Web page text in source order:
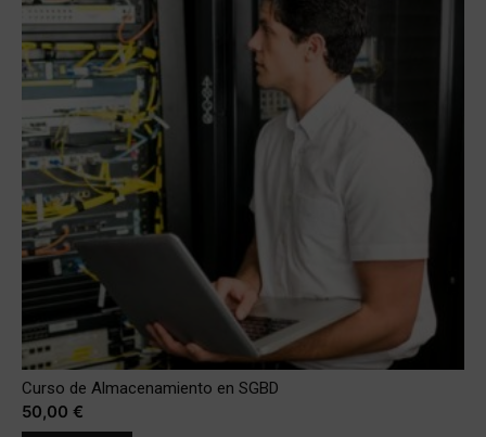
Curso de Almacenamiento en SGBD
50,00 €